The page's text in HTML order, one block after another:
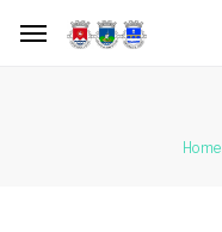
Home